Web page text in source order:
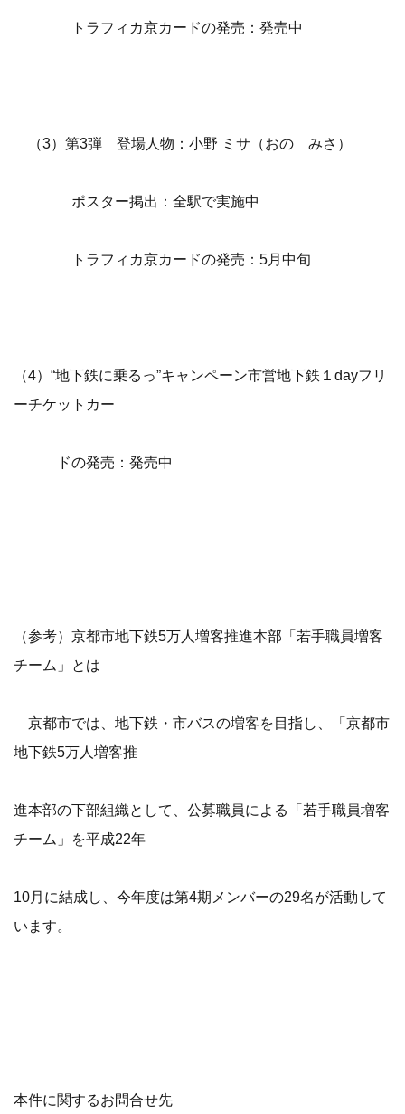
トラフィカ京カードの発売：発売中
（3）第3弾 登場人物：小野 ミサ（おの みさ）
ポスター掲出：全駅で実施中
トラフィカ京カードの発売：5月中旬
（4）“地下鉄に乗るっ”キャンペーン市営地下鉄１dayフリ
ーチケットカー
ドの発売：発売中
（参考）京都市地下鉄5万人増客推進本部「若手職員増客
チーム」とは
京都市では、地下鉄・市バスの増客を目指し、「京都市
地下鉄5万人増客推
進本部の下部組織として、公募職員による「若手職員増客
チーム」を平成22年
10月に結成し、今年度は第4期メンバーの29名が活動して
います。
本件に関するお問合せ先